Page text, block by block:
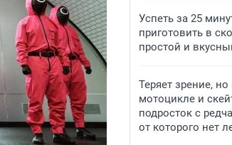
Успеть за 25
приготовить в
простой и
Теряет зрение, но
мотоцикле и
подросток с
от которого нет